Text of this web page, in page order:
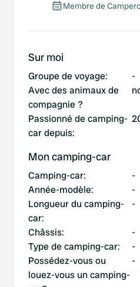
Membre de
Sur moi
Groupe de voyage:
-
Avec des animaux de
compagnie ?
Passionné de camping-
car depuis:
Mon camping-car
Camping-car:
-
Année-modèle:
-
Longueur du camping-
car:
-
Châssis:
-
Type de camping-car:
-
Possédez-vous ou
louez-vous un camping-
-